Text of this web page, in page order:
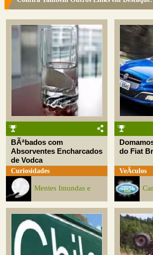
BÃªbados com
Absorventes Encharcados
de Vodca
Curiosidades
Mentes Imundas e
do Fiat
VeÃ­culos